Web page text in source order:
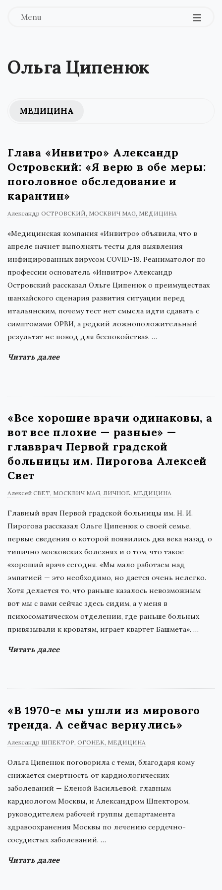
Menu
Ольга Ципенюк
МЕДИЦИНА
Глава «Инвитро» Александр
Островский: «Я верю в обе меры:
поголовное обследование и
карантин»
Александр ОСТРОВСКИЙ МОСКВИЧ MAG МЕДИЦИНА
«Медицинская компания «Инвитро» объявила, что в
апреле начнет выполнять тесты для выявления
инфицированных вирусом COVID-19. Реаниматолог по
профессии основатель «Инвитро» Александр
Островский рассказал Ольге Ципенюк о преимуществах
шанхайского сценария развития ситуации перед
итальянским, почему тест нет смысла идти сдавать с
симптомами ОРВИ, а редкий ложноположительный
результат не повод для беспокойства». …
Читать далее
«Все хорошие врачи одинаковы, а
вот все плохие — разные» —
главврач Первой градской
больницы им. Пирогова Алексей
Свет
Алексей СВЕТ МОСКВИЧ MAG ЛИЧНОЕ МЕДИЦИНА
Главный врач Первой градской больницы им. Н. И.
Пирогова рассказал Ольге Ципенюк о своей семье,
первые сведения о которой появились два века назад, о
типично московских болезнях и о том, что такое
«хороший врач» сегодня. «Мы мало работаем над
эмпатией — это необходимо, но дается очень нелегко.
Хотя делается то, что раньше казалось невозможным:
вот мы с вами сейчас здесь сидим, а у меня в
психосоматическом отделении, где раньше больных
привязывали к кроватям, играет квартет Башмета». …
Читать далее
«В 1970-е мы ушли из мирового
тренда. А сейчас вернулись»
Александр ШПЕКТОР ОГОНЕК МЕДИЦИНА
Ольга Ципенюк поговорила с теми, благодаря кому
снижается смертность от кардиологических
заболеваний — Еленой Васильевой, главным
кардиологом Москвы, и Александром Шпектором,
руководителем рабочей группы департамента
здравоохранения Москвы по лечению сердечно-
сосудистых заболеваний. …
Читать далее